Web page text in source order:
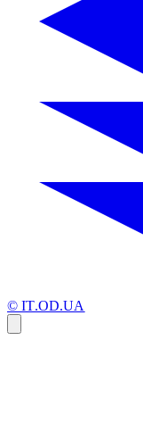
© IT.OD.UA